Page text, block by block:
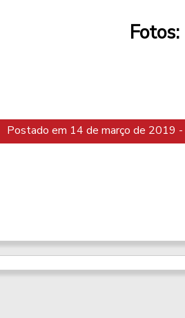
Postado em 14 de março de 2019